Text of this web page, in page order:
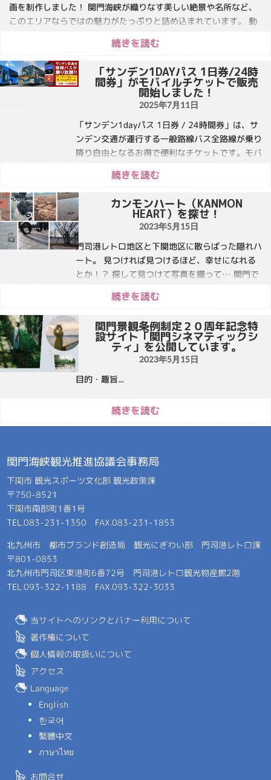
画を制作しました！ 関門海峡が織りなす美しい絶景や名所など、
このエリアならではの魅力がたっぷりと詰め込まれています。 ​動
の景色やレトロな街並み、そこに流れる静かな時間―――。 関門
エリアならではの魅力を、ショートドラマ仕立てでお届けしま
す。 今回公開した４作品のうち、 「レトロの窓」には、下関市出
身のソプラノ歌手・野々村彩乃さんも出演。 見慣れた景色の中に
ある、 ”物語になる瞬間”をぜひ感じてみてください。...
続きを読む
「サンデン1DAYパス 1日券/24時
間券」がモバイルチケットで販売
開始しました！
2025年7月11日
「サンデン1dayパス 1日券 / 24時間券」は、サ
ンデン交通が運行する一般路線バス全路線が乗り
降り自由となるお得で便利なチケットです。モバ
始から日付をまたいだ翌日の同時刻まで継続して
使えるため、宿泊して観光を楽しみたい方にぴっ
たりです。モバイルチケットのため、24時間い
つでもどこでも、お手持ちのスマートフォンから
お手続き可能です。クレジットカードはもちろ
ん、「PayPay」や「auPAY」などのQRコード決
済でも支払可能です。 ■チケットの概要 ◯サン
デン1dayパス 1日券...
続きを読む
カンモンハート（KANMON
HEART）を探せ！
2023年5月15日
門司港レトロ地区と下関地区に散らばった隠れハ
ート。 見つければ見つけるほど、幸せになれる
とか！？ 探して見つけて写真を撮って… 関門で
続きを読む
関門景観条例制定２０周年記念特
設サイト「関門シネマティックシ
ティ」を公開しています。
2023年5月15日
目的・趣旨...
続きを読む
関門海峡観光推進協議会事務局
下関市 観光スポーツ文化部 観光政策課
〒750-8521
下関市南部町1番1号
TEL.083-231-1350 FAX.083-231-1853
北九州市 都市ブランド創造局 観光にぎわい部 門司港レトロ課
〒801-0853
北九州市門司区東港町6番72号 門司港レトロ観光物産館2階
TEL.093-322-1188 FAX.093-322-3033
当サイトへのリンクとバナー利用について
著作権について
個人情報の取扱いについて
アクセス
Language
English
한국어
繁體中文
ภาษาไทย
お問合せ